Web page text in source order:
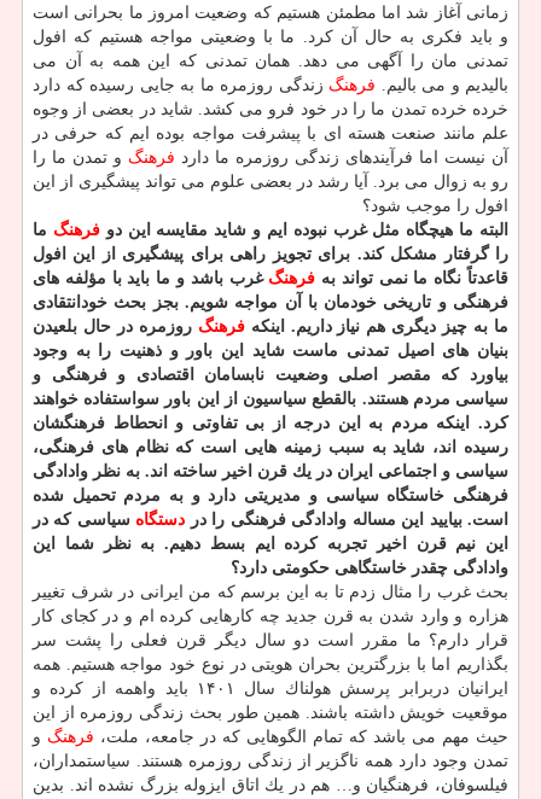
زمانی آغاز شد اما مطمئن هستیم كه وضعیت امروز ما بحرانی است
و باید فكری به حال آن كرد. ما با وضعیتی مواجه هستیم كه افول
تمدنی مان را آگهی می دهد. همان تمدنی كه این همه به آن می
بالیدیم و می بالیم. فرهنگ زندگی روزمره ما به جایی رسیده كه دارد
خرده خرده تمدن ما را در خود فرو می كشد. شاید در بعضی از وجوه
علم مانند صنعت هسته ای با پیشرفت مواجه بوده ایم كه حرفی در
آن نیست اما فرآیندهای زندگی روزمره ما دارد فرهنگ و تمدن ما را
رو به زوال می برد. آیا رشد در بعضی علوم می تواند پیشگیری از این
افول را موجب شود؟
البته ما هیچگاه مثل غرب نبوده ایم و شاید مقایسه این دوفرهنگ ما
را گرفتار مشكل كند. برای تجویز راهی برای پیشگیری از این افول
قاعدتاً نگاه ما نمی تواند به فرهنگ غرب باشد و ما باید با مؤلفه های
فرهنگی و تاریخی خودمان با آن مواجه شویم. بجز بحث خودانتقادی
ما به چیز دیگری هم نیاز داریم. اینكهفرهنگ روزمره در حال بلعیدن
بنیان های اصیل تمدنی ماست شاید این باور و ذهنیت را به وجود
بیاورد كه مقصر اصلی وضعیت نابسامان اقتصادی و فرهنگی و
سیاسی مردم هستند. بالقطع سیاسیون از این باور سواستفاده خواهند
كرد. اینكه مردم به این درجه از بی تفاوتی و انحطاط فرهنگشان
رسیده اند، شاید به سبب زمینه هایی است كه نظام های فرهنگی،
سیاسی و اجتماعی ایران در یك قرن اخیر ساخته اند. به نظر وادادگی
فرهنگی خاستگاه سیاسی و مدیریتی دارد و به مردم تحمیل شده
است. بیایید این مساله وادادگی فرهنگی را در دستگاه سیاسی كه در
این نیم قرن اخیر تجربه كرده ایم بسط دهیم. به نظر شما این
وادادگی چقدر خاستگاهی حكومتی دارد؟
بحث غرب را مثال زدم تا به این برسم كه من ایرانی در شرف تغییر
هزاره و وارد شدن به قرن جدید چه كارهایی كرده ام و در كجای كار
قرار دارم؟ ما مقرر است دو سال دیگر قرن فعلی را پشت سر
بگذاریم اما با بزرگترین بحران هویتی در نوع خود مواجه هستیم. همه
ایرانیان دربرابر پرسش هولناك سال ۱۴۰۱ باید واهمه از كرده و
موقعیت خویش داشته باشند. همین طور بحث زندگی روزمره از این
حیث مهم می باشد كه تمام الگوهایی كه در جامعه، ملت، فرهنگ و
تمدن وجود دارد همه ناگزیر از زندگی روزمره هستند. سیاستمداران،
فیلسوفان، فرهنگیان و… هم در یك اتاق ایزوله بزرگ نشده اند. بدین